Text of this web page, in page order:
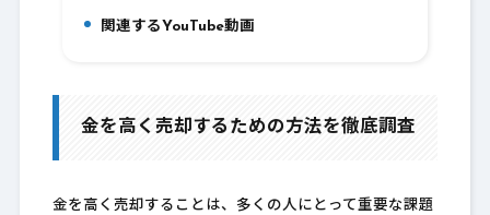
9.関連するYouTube動画
金を高く売却するための方法を徹底調査
金を高く売却することは、多くの人にとって重要な課題